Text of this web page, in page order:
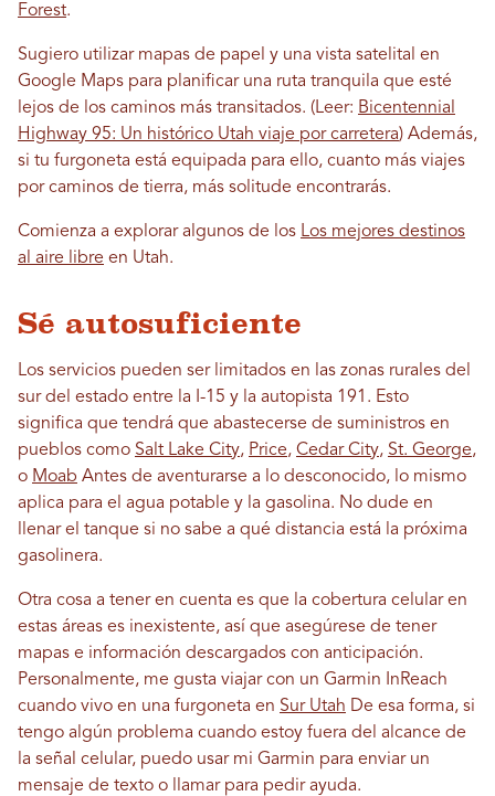
Forest.
Sugiero utilizar mapas de papel y una vista satelital en
Google Maps para planificar una ruta tranquila que esté
lejos de los caminos más transitados. (Leer: Bicentennial
Highway 95: Un histórico Utah viaje por carretera) Además,
si tu furgoneta está equipada para ello, cuanto más viajes
por caminos de tierra, más solitude encontrarás.
Comienza a explorar algunos de los Los mejores destinos
al aire libre en Utah.
Sé autosuficiente
Los servicios pueden ser limitados en las zonas rurales del
sur del estado entre la I-15 y la autopista 191. Esto
significa que tendrá que abastecerse de suministros en
pueblos como Salt Lake City, Price, Cedar City, St. George,
o Moab Antes de aventurarse a lo desconocido, lo mismo
aplica para el agua potable y la gasolina. No dude en
llenar el tanque si no sabe a qué distancia está la próxima
gasolinera.
Otra cosa a tener en cuenta es que la cobertura celular en
estas áreas es inexistente, así que asegúrese de tener
mapas e información descargados con anticipación.
Personalmente, me gusta viajar con un Garmin InReach
cuando vivo en una furgoneta en Sur Utah De esa forma, si
tengo algún problema cuando estoy fuera del alcance de
la señal celular, puedo usar mi Garmin para enviar un
mensaje de texto o llamar para pedir ayuda.